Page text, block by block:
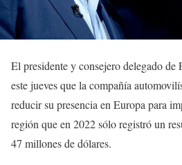
El presidente y consejero delegado de
este jueves que la compañía
reducir su presencia en Europa para
región que en 2022 sólo registró un
47 millones de dólares.